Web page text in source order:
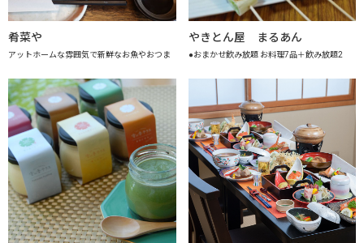
肴菜や
アットホームな雰囲気で新鮮なお魚やおつま
やきとん屋 まるあん
●おまかせ飲み放題 お料理7品＋飲み放題2